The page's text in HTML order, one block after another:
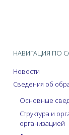
НАВИГАЦИЯ ПО
Новости
Сведения об
Основные
Структура и
организацией